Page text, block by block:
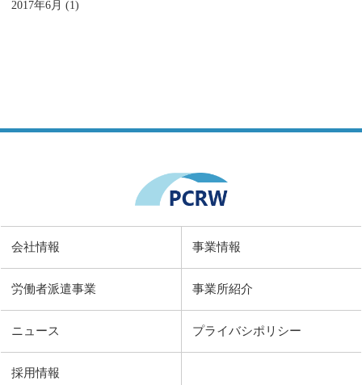
2017年6月 (1)
会社情報 事業情報
労働者派遣事業 事業所紹介
ニュース
採用情報
プライバシポリシー